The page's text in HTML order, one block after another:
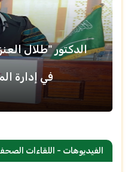
الدكتور "طلال
في إدارة المستشفيات
الفيديوهات - اللقاءات